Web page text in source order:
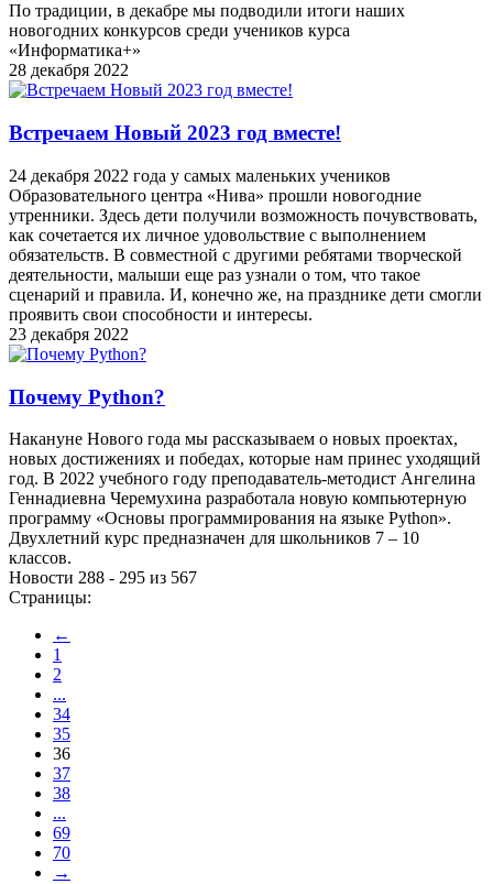
По традиции, в декабре мы подводили итоги наших
новогодних конкурсов среди учеников курса
«Информатика+»
28 декабря 2022
Встречаем Новый 2023 год вместе!
24 декабря 2022 года у самых маленьких учеников
Образовательного центра «Нива» прошли новогодние
утренники. Здесь дети получили возможность почувствовать,
как сочетается их личное удовольствие с выполнением
обязательств. В совместной с другими ребятами творческой
деятельности, малыши еще раз узнали о том, что такое
сценарий и правила. И, конечно же, на празднике дети смогли
проявить свои способности и интересы.
23 декабря 2022
Почему Python?
Накануне Нового года мы рассказываем о новых проектах,
новых достижениях и победах, которые нам принес уходящий
год. В 2022 учебного году преподаватель-методист Ангелина
Геннадиевна Черемухина разработала новую компьютерную
программу «Основы программирования на языке Python».
Двухлетний курс предназначен для школьников 7 – 10
классов.
Новости 288 - 295 из 567
Страницы:
←
1
2
...
34
35
36
37
38
...
69
70
→